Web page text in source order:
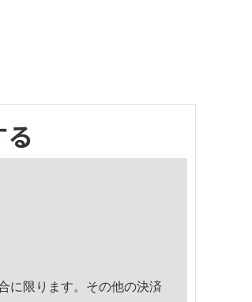
に限ります。その他の決済